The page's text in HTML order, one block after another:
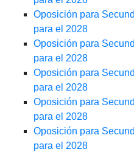
Oposición para
para el 2028
Oposición para
para el 2028
Oposición para
para el 2028
Oposición para
para el 2028
Oposición para
para el 2028